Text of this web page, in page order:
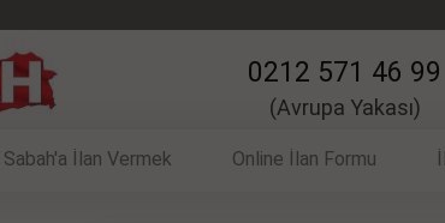
0212 571 46 99
(Avrupa Yakası)
Sabah'a İlan Vermek Online İlan Formu